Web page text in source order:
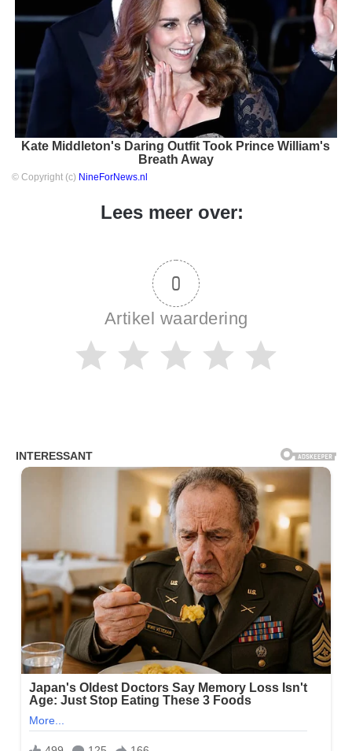
Kate Middleton's Daring Outfit Took Prince William's
Breath Away
© Copyright (c) NineForNews.nl
Lees meer over:
0
Artikel waardering